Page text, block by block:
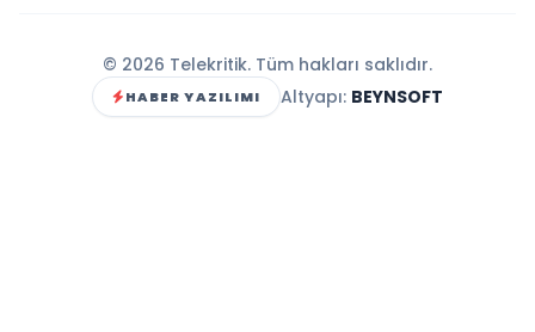
© 2026 Telekritik. Tüm hakları saklıdır.
HABER YAZILIMI Altyapı: BEYNSOFT